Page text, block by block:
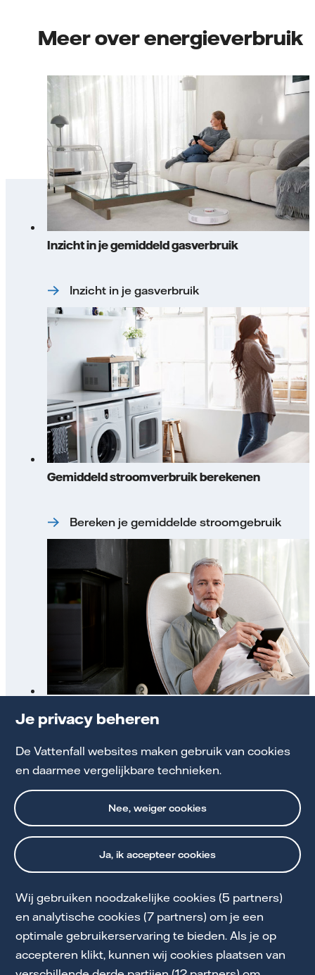
Je privacy beheren
De Vattenfall websites maken gebruik van cookies
en daarmee vergelijkbare technieken.
Ja, ik accepteer cookies
Nee, weiger cookies
Wij gebruiken noodzakelijke cookies (5 partners)
en analytische cookies (7 partners) om je een
optimale gebruikerservaring te bieden. Als je op
accepteren klikt, kunnen wij cookies plaatsen van
Meer over energieverbruik
Inzicht in je gemiddeld gasverbruik
Inzicht in je gasverbruik
Gemiddeld stroomverbruik berekenen
Bereken je gemiddelde stroomgebruik
Bekijk alle mogelijkheden
Cookie Statement
Privacy en Voorwaarden
Toegankelijkheid